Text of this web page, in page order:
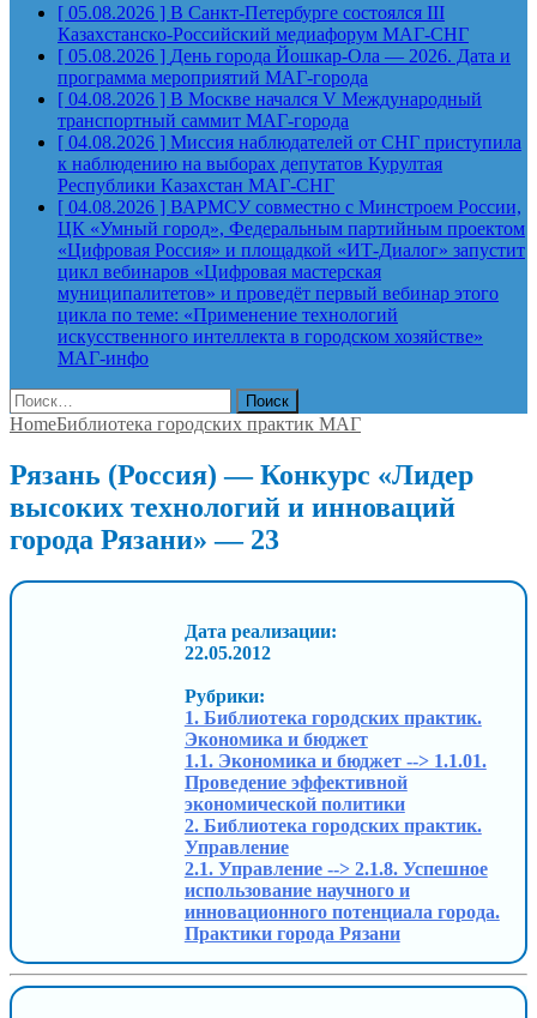
[ 05.08.2026 ] В Санкт-Петербурге состоялся III
Казахстанско-Российский медиафорум МАГ-СНГ
[ 05.08.2026 ] День города Йошкар-Ола — 2026. Дата и
программа мероприятий МАГ-города
[ 04.08.2026 ] В Москве начался V Международный
транспортный саммит МАГ-города
[ 04.08.2026 ] Миссия наблюдателей от СНГ приступила
к наблюдению на выборах депутатов Курултая
Республики Казахстан МАГ-СНГ
[ 04.08.2026 ] ВАРМСУ совместно с Минстроем России,
ЦК «Умный город», Федеральным партийным проектом
«Цифровая Россия» и площадкой «ИТ-Диалог» запустит
цикл вебинаров «Цифровая мастерская
муниципалитетов» и проведёт первый вебинар этого
цикла по теме: «Применение технологий
искусственного интеллекта в городском хозяйстве»
МАГ-инфо
Найти:
HomeБиблиотека городских практик МАГ
Рязань (Россия) — Конкурс «Лидер
высоких технологий и инноваций
города Рязани» — 23
Дата реализации:
22.05.2012
Рубрики:
1. Библиотека городских практик.
Экономика и бюджет
1.1. Экономика и бюджет --> 1.1.01.
Проведение эффективной
экономической политики
2. Библиотека городских практик.
Управление
2.1. Управление --> 2.1.8. Успешное
использование научного и
инновационного потенциала города.
Практики города Рязани